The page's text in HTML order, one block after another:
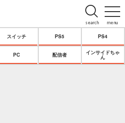
menu
search
スイッチ PS5 PS4
PC 配信者
インサイドちゃ
ん